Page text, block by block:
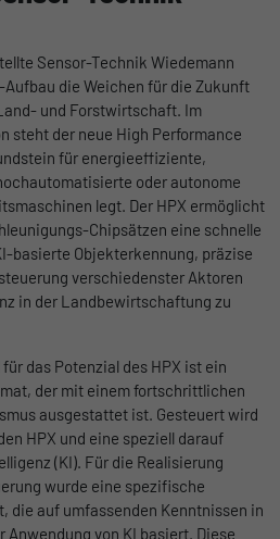
Sensor-Technik Wiedemann
die Weichen für die Zukunft
und Forstwirtschaft. Im
steht der neue High Performance
für energieeffiziente,
oder autonome
legt. Der HPX ermöglicht
Chipsätzen eine schnelle
basierte Objekterkennung, präzise
verschiedenster Aktoren
in der Landbewirtschaftung zu
das Potenzial des HPX ist ein
der mit einem fortschrittlichen
ausgestattet ist. Gesteuert wird
HPX und eine speziell darauf
(KI). Für die Realisierung
wurde eine spezifische
die auf umfassenden Kenntnissen in
Anwendung von KI basiert. Diese